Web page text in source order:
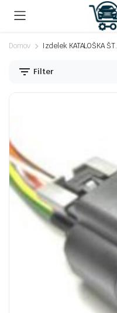
Domov Izdelek KATALOŠKA ŠT.
Filter